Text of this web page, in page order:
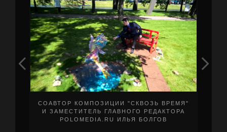
СОАВТОР КОМПОЗИЦИИ "СКВОЗЬ ВРЕМЯ"
И ЗАМЕСТИТЕЛЬ ГЛАВНОГО РЕДАКТОРА
POLOMEDIA.RU ИЛЬЯ БОЛГОВ